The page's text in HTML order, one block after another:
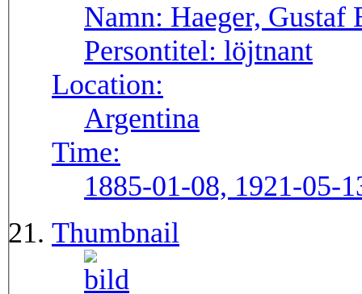
Namn: Haeger, Gustaf
Persontitel: löjtnant
Location:
Argentina
Time:
1885-01-08, 1921-05-
Thumbnail